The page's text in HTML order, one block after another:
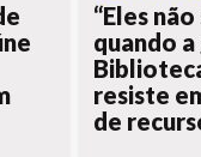
“Eles
quando
resiste
de